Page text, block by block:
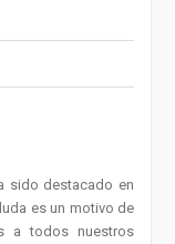
sido destacado en
es un motivo de
a todos nuestros